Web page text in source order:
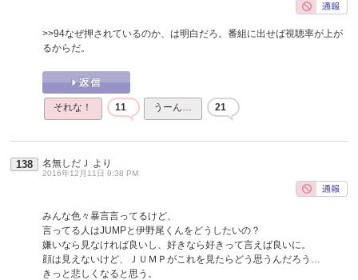
>>94なぜ押されているのか、は明白だろ。番組に出せば視聴率が上が
るからだ。
それな！ 11 うーん… 21
138 名無しだＪ より
2016年12月11日 9:38 PM
みんな色々暴言言ってるけど、
言ってる人はJUMPと伊野尾くんをどうしたいの？
嫌いなら見なければ良いし、好きなら好きって言えば良いに。
顔は見えないけど、ＪＵＭＰがこれを見たらどう思うんだろう…
きっと悲しくなると思う。